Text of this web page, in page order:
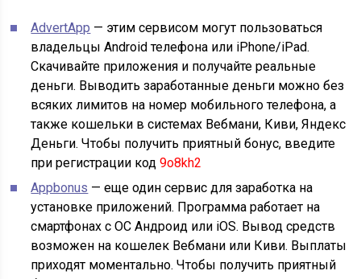
AdvertApp — этим сервисом могут пользоваться
владельцы Android телефона или iPhone/iPad.
Скачивайте приложения и получайте реальные
деньги. Выводить заработанные деньги можно без
всяких лимитов на номер мобильного телефона, а
также кошельки в системах Вебмани, Киви, Яндекс
Деньги. Чтобы получить приятный бонус, введите
при регистрации код9o8kh2
Appbonus — еще один сервис для заработка на
установке приложений. Программа работает на
смартфонах с ОС Андроид или iOS. Вывод средств
возможен на кошелек Вебмани или Киви. Выплаты
приходят моментально. Чтобы получить приятный